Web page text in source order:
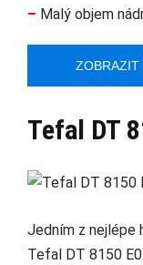
– Malý objem
ZOBRAZIT
Tefal DT
Jedním z nejlépe
Tefal DT 8150